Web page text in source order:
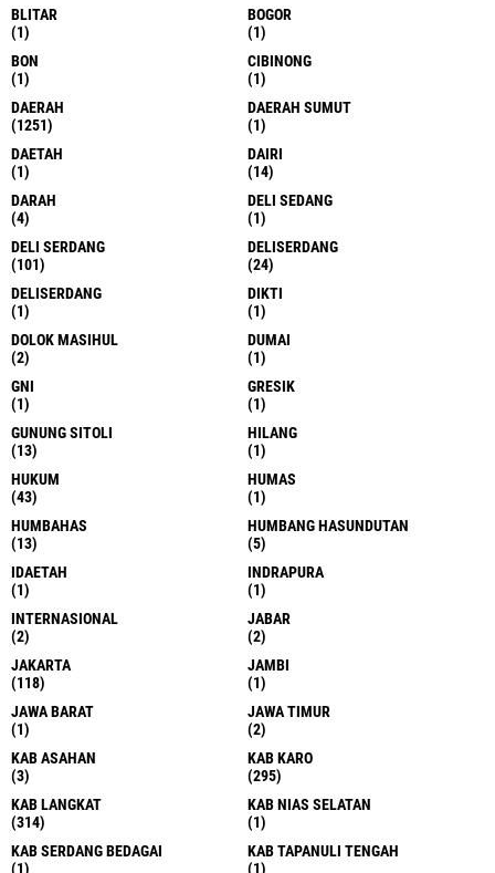
BLITAR
(1)
BOGOR
(1)
BON
(1)
CIBINONG
(1)
DAERAH
(1251)
DAERAH SUMUT
(1)
DAETAH
(1)
DAIRI
(14)
DARAH
(4)
DELI SEDANG
(1)
DELI SERDANG
(101)
DELISERDANG
(24)
DELISERDANG
(1)
DIKTI
(1)
DOLOK MASIHUL
(2)
DUMAI
(1)
GNI
(1)
GRESIK
(1)
GUNUNG SITOLI
(13)
HILANG
(1)
HUKUM
(43)
HUMAS
(1)
HUMBAHAS
(13)
HUMBANG HASUNDUTAN
(5)
IDAETAH
(1)
INDRAPURA
(1)
INTERNASIONAL
(2)
JABAR
(2)
JAKARTA
(118)
JAMBI
(1)
JAWA BARAT
(1)
JAWA TIMUR
(2)
KAB ASAHAN
(3)
KAB KARO
(295)
KAB LANGKAT
(314)
KAB NIAS SELATAN
(1)
KAB SERDANG BEDAGAI
(1)
KAB TAPANULI TENGAH
(1)